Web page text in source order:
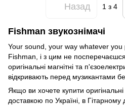
Назад 1з 4
Fishman звукознімачі
Your sound, your way whatever you
Fishman, і з цим не
оригінальні магнітні та
відкривають перед музикантами
Якщо ви хочете купити
доставкою по Україні, в